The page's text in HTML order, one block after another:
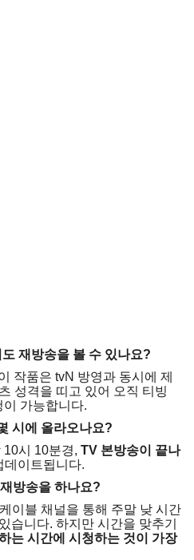
재방송을 볼 수 있나요?
작품은 tvN 방영과 동시에 제
성격을 띠고 있어 오직 티빙
가능합니다.
시에 올라오나요?
10시 10분경, TV 본방송이 끝나
데이트됩니다.
방송을 하나요?
이블 채널을 통해 주말 낮 시간
습니다. 하지만 시간을 맞추기
는 시간에 시청하는 것이 가장